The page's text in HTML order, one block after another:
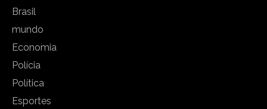
Brasil
mundo
Economia
Polícia
Política
Esportes